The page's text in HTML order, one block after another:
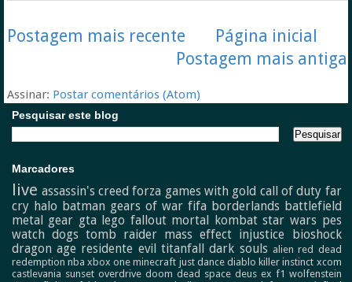
Postagem mais recente
Postagem mais antiga
Página inicial
Assinar: Postar comentários (Atom)
Pesquisar este blog
Marcadores
live assassin's creed forza games with gold call of duty far
cry halo batman gears of war fifa borderlands battlefield
metal gear gta lego fallout mortal kombat star wars pes
watch dogs tomb raider mass effect injustice bioshock
dragon age residente evil titanfall dark souls alien red dead
redemption nba xbox one minecraft just dance diablo killer instinct xcom
castlevania sunset overdrive doom dead space deus ex f1 wolfenstein